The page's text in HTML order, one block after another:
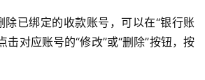
除已绑定的收款账号，可以在“银行账
击对应账号的“修改”或“删除”按钮，按